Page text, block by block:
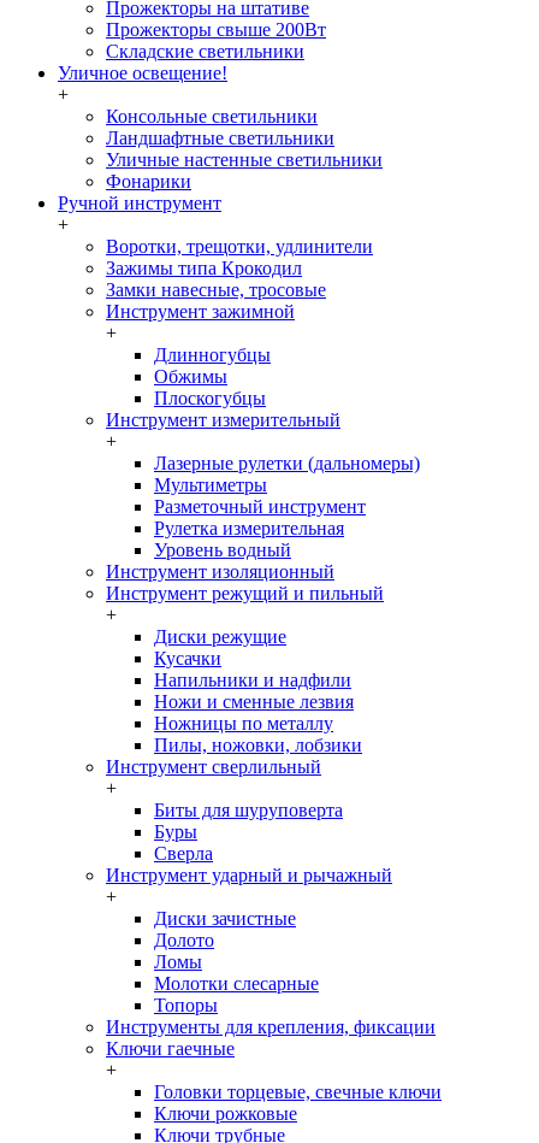
Прожекторы на штативе
Прожекторы свыше 200Вт
Складские светильники
Уличное освещение!
+
Консольные светильники
Ландшафтные светильники
Уличные настенные светильники
Фонарики
Ручной инструмент
+
Воротки, трещотки, удлинители
Зажимы типа Крокодил
Замки навесные, тросовые
Инструмент зажимной
+
Длинногубцы
Обжимы
Плоскогубцы
Инструмент измерительный
+
Лазерные рулетки (дальномеры)
Мультиметры
Разметочный инструмент
Рулетка измерительная
Уровень водный
Инструмент изоляционный
Инструмент режущий и пильный
+
Диски режущие
Кусачки
Напильники и надфили
Ножи и сменные лезвия
Ножницы по металлу
Пилы, ножовки, лобзики
Инструмент сверлильный
+
Биты для шуруповерта
Буры
Сверла
Инструмент ударный и рычажный
+
Диски зачистные
Долото
Ломы
Молотки слесарные
Топоры
Инструменты для крепления, фиксации
Ключи гаечные
+
Головки торцевые, свечные ключи
Ключи рожковые
Ключи трубные